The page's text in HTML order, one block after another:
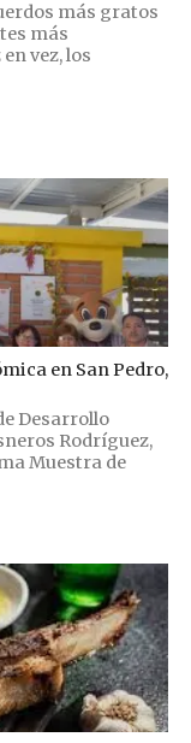
más gratos
más
vez, los
en San Pedro,
Desarrollo
Rodríguez,
Muestra de